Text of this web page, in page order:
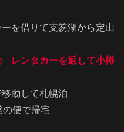
を借りて支笏湖から定山
レンタカーを返して小樽
動して札幌泊
便で帰宅